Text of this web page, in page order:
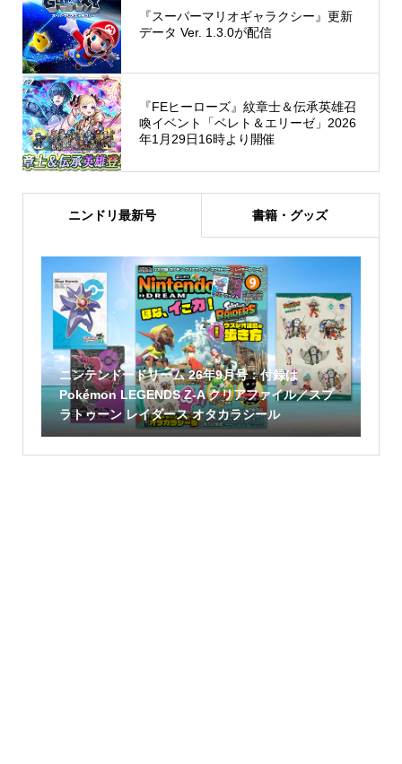
『スーパーマリオギャラクシー』更新
データ Ver. 1.3.0が配信
『FEヒーローズ』紋章士＆伝承英雄召
喚イベント「ベレト＆エリーゼ」2026
年1月29日16時より開催
ニンドリ最新号 書籍・グッズ
ニンテンドードリーム 26年9月号：付録は
Pokémon LEGENDS Z-A クリアファイル／スプ
ラトゥーン レイダース オタカラシール